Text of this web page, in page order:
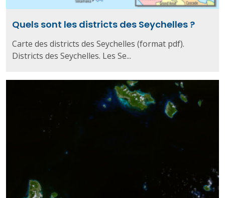
Quels sont les districts des Seychelles ?
Carte des districts des Seychelles (format pdf).
Districts des Seychelles. Les Se...